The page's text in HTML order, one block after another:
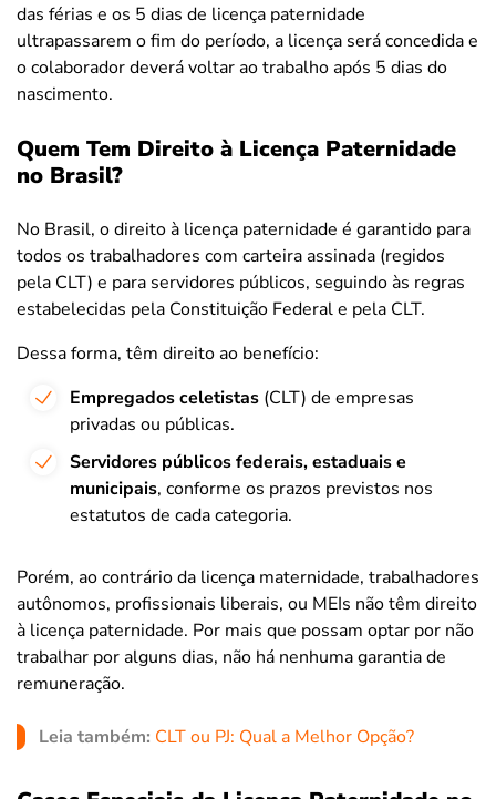
das férias e os 5 dias de licença paternidade
ultrapassarem o fim do período, a licença será concedida e
o colaborador deverá voltar ao trabalho após 5 dias do
nascimento.
Quem Tem Direito à Licença Paternidade
no Brasil?
No Brasil, o direito à licença paternidade é garantido para
todos os trabalhadores com carteira assinada (regidos
pela CLT) e para servidores públicos, seguindo às regras
estabelecidas pela Constituição Federal e pela CLT.
Dessa forma, têm direito ao benefício:
Empregados celetistas (CLT) de empresas
privadas ou públicas.
Servidores públicos federais, estaduais e
municipais, conforme os prazos previstos nos
estatutos de cada categoria.
Porém, ao contrário da licença maternidade, trabalhadores
autônomos, profissionais liberais, ou MEIs não têm direito
à licença paternidade. Por mais que possam optar por não
trabalhar por alguns dias, não há nenhuma garantia de
remuneração.
Leia também: CLT ou PJ: Qual a Melhor Opção?